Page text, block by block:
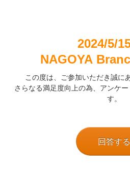
2024/5/
NAGOYA
この度は、
ご参加いただき誠に
さらなる満足度向上の為、アンケ
す。
回答する